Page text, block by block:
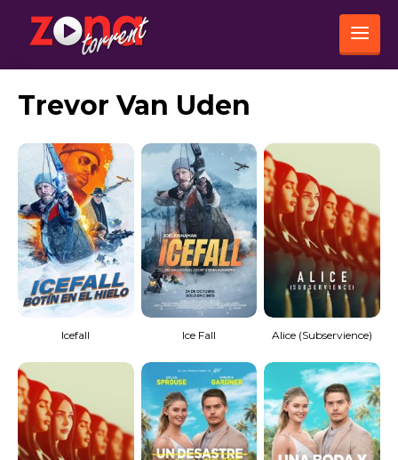
Trevor Van Uden
Icefall Ice Fall Alice (Subservience)